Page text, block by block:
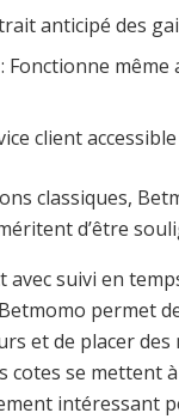
anticipé des
Fonctionne même
client
classiques,
d’être
avec suivi en
permet
et de placer
cotes se mettent
intéressant